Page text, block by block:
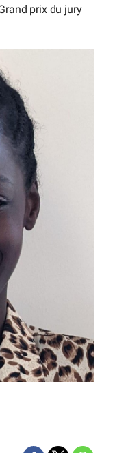
prix du jury